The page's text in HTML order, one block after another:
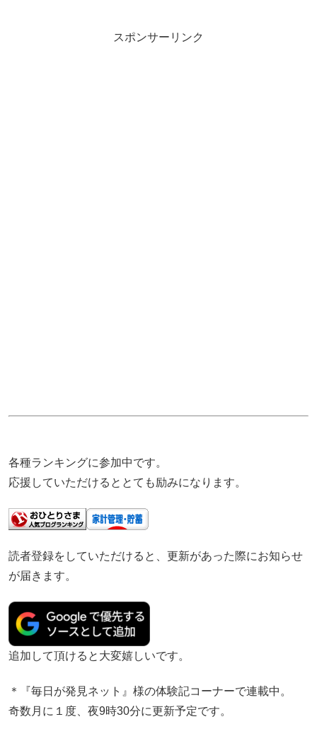
スポンサーリンク
各種ランキングに参加中です。
応援していただけるととても励みになります。
読者登録をしていただけると、更新があった際にお知らせ
が届きます。
追加して頂けると大変嬉しいです。
＊『毎日が発見ネット』様の体験記コーナーで連載中。
奇数月に１度、夜9時30分に更新予定です。